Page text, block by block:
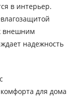
в интерьер.
внешним
надежность
для дома